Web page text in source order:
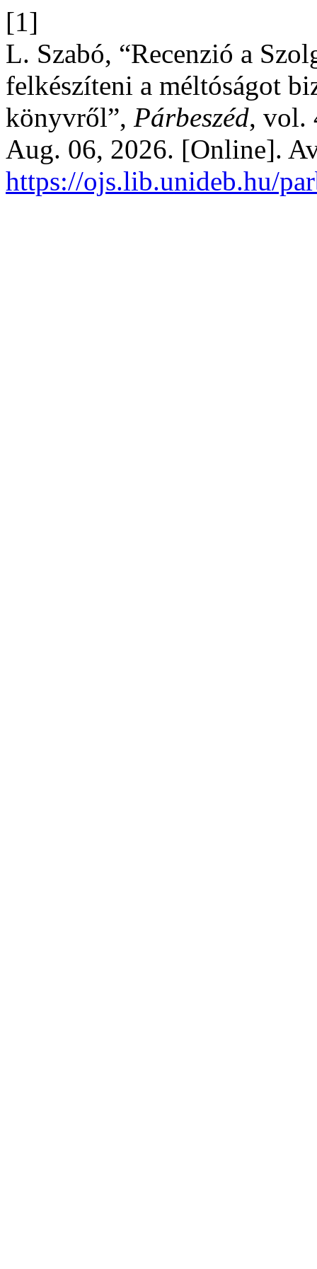
[1]
L. Szabó, “Recenzió a
felkészíteni a méltóságot
könyvről”, Párbeszéd, vol.
Aug. 06, 2026. [Online].
https://ojs.lib.unideb.hu/